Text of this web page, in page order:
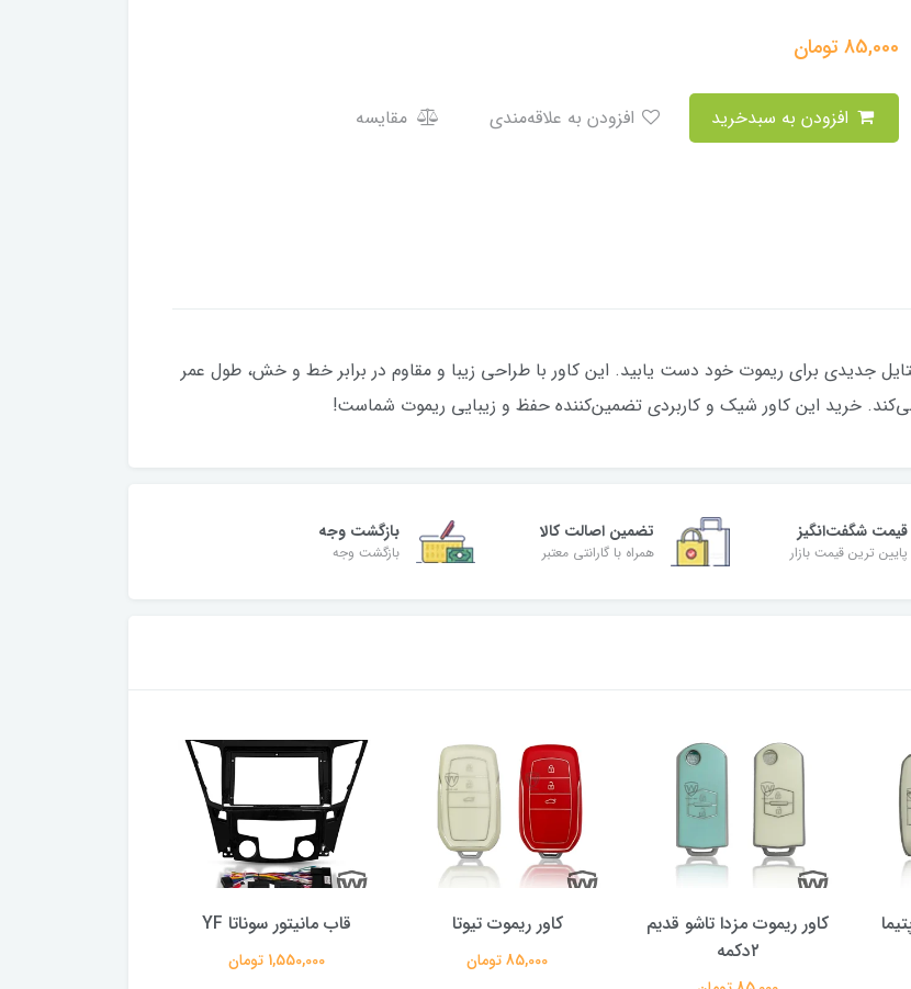
85,000تومان
مقایسه
۲ دکمه، به محافظت و استایل جدیدی برای ریموت خود دست یابید. این کاور با طراحی زیبا و مقاوم در برابر خط و خش، طول عمر
خرید این کاور شیک و کاربردی تضمین‌کننده حفظ و زیبایی ریموت شماست!
قیمت شگفت‌انگیز
پایین ترین قیمت بازار
تضمین اصالت کالا
همراه با گارانتی معتبر
بازگشت وجه
بازگشت وجه
کاور ریموت مزدا تاشو قدیم
۲دکمه
کاور ریموت تیوتا
85,000 تومان
قاب مانیتور سوناتا YF
1,550,000 تومان